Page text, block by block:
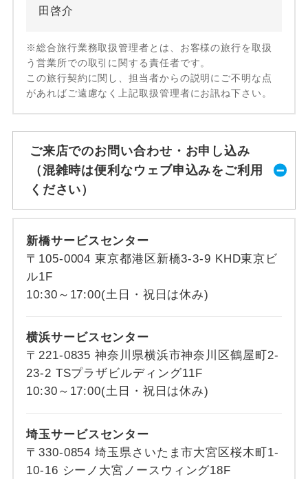
田啓介
※総合旅行業務取扱管理者とは、お客様の旅行を取扱
う営業所での取引に関する責任者です。
この旅行契約に関し、担当者からの説明にご不明な点
があればご遠慮なく上記取扱管理者にお訊ね下さい。
ご来店でのお問い合わせ・お申し込み
（混雑時は便利なウェブ申込みをご利用
ください）
新橋サービスセンター
〒105-0004 東京都港区新橋3-3-9 KHD東京ビ
ル1F
10:30～17:00(土日・祝日は休み)
横浜サービスセンター
〒221-0835 神奈川県横浜市神奈川区鶴屋町2-
23-2 TSプラザビルディング11F
10:30～17:00(土日・祝日は休み)
埼玉サービスセンター
〒330-0854 埼玉県さいたま市大宮区桜木町1-
10-16 シーノ大宮ノースウィング18F